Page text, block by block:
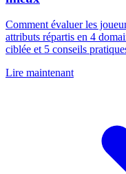
Comment évaluer les
attributs répartis en 4
ciblée et 5 conseils
Lire maintenant